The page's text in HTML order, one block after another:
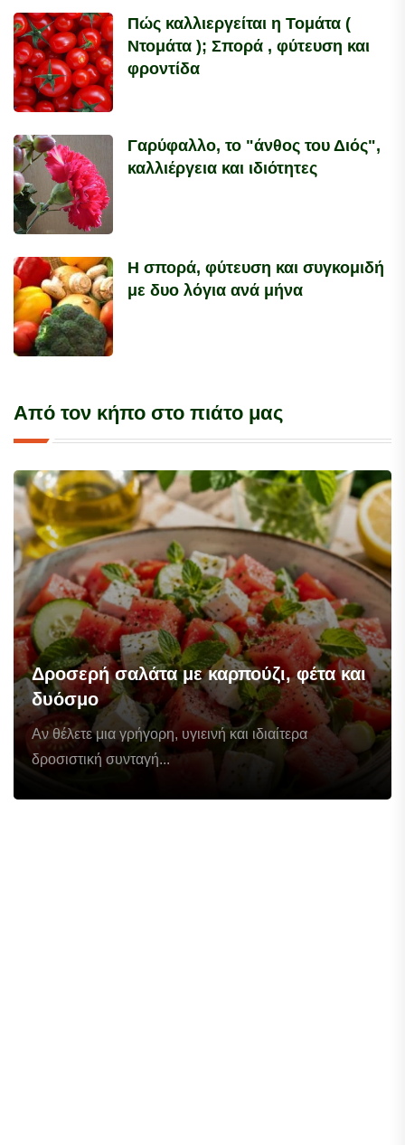
Πώς καλλιεργείται η Τομάτα (
Ντομάτα ); Σπορά , φύτευση και
φροντίδα
Γαρύφαλλο, το "άνθος του Διός",
καλλιέργεια και ιδιότητες
Η σπορά, φύτευση και συγκομιδή
με δυο λόγια ανά μήνα
Από τον κήπο στο πιάτο μας
Δροσερή σαλάτα με καρπούζι, φέτα και
δυόσμο
Αν θέλετε μια γρήγορη, υγιεινή και ιδιαίτερα
δροσιστική συνταγή...